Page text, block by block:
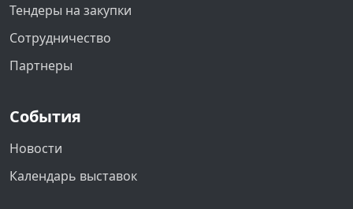
Тендеры на закупки
Сотрудничество
Партнеры
События
Новости
Календарь выставок